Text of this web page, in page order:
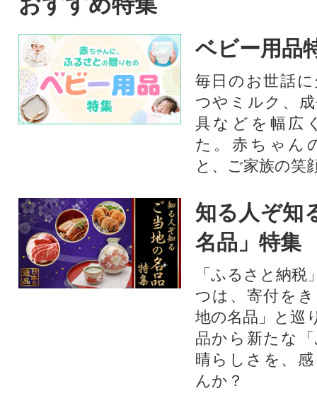
ベビー用品
毎日のお世話
つやミルク、
具などを幅広
た。赤ちゃん
と、ご家族の笑
知る人ぞ知
名品」特集
「ふるさと納
つは、寄付を
地の名品」と巡
品から新たな
晴らしさを、
んか？